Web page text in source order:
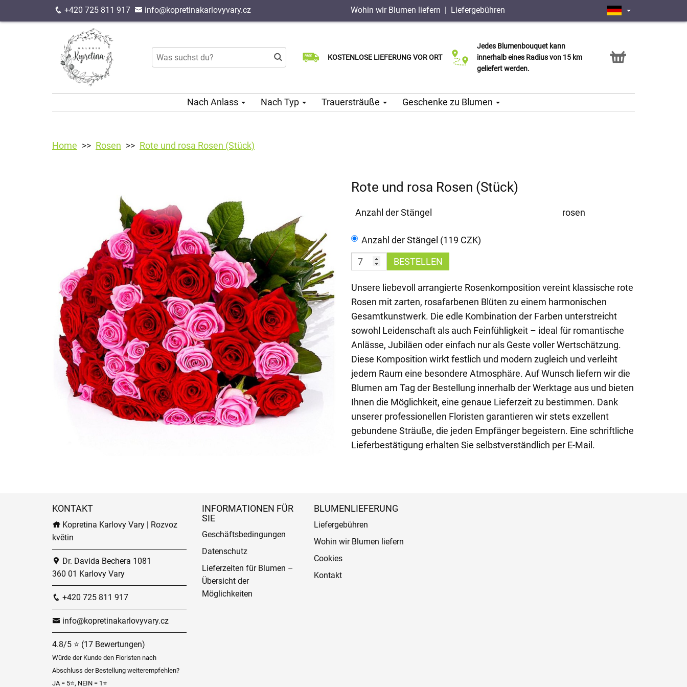
+420 725 811 917 info@kopretinakarlovyvary.cz Wohin wir Blumen liefern | Liefergebühren
KOSTENLOSE LIEFERUNG VOR ORT
Lieferung am selben Tag möglich
Wählen Sie Ihr Lieferdatum
Jedes Blumenbouquet kann
innerhalb eines Radius von 15 km
geliefert werden.
Click & Collect Service
Nach Anlass Nach Typ Trauersträuße Geschenke zu Blumen
Home Rosen Rote und rosa Rosen (Stück)
Rote und rosa Rosen (Stück)
Anzahl der Stängel rosen
Anzahl der Stängel (119 CZK)
BESTELLEN
Unsere liebevoll arrangierte Rosenkomposition vereint klassische rote
Rosen mit zarten, rosafarbenen Blüten zu einem harmonischen
Gesamtkunstwerk. Die edle Kombination der Farben unterstreicht
sowohl Leidenschaft als auch Feinfühligkeit – ideal für romantische
Anlässe, Jubiläen oder einfach nur als Geste voller Wertschätzung.
Diese Komposition wirkt festlich und modern zugleich und verleiht
jedem Raum eine besondere Atmosphäre. Auf Wunsch liefern wir die
Blumen am Tag der Bestellung innerhalb der Werktage aus und bieten
Ihnen die Möglichkeit, eine genaue Lieferzeit zu bestimmen. Dank
unserer professionellen Floristen garantieren wir stets exzellent
gebundene Sträuße, die jeden Empfänger begeistern. Eine schriftliche
Lieferbestätigung erhalten Sie selbstverständlich per E-Mail.
KONTAKT
Kopretina Karlovy Vary | Rozvoz
květin
Dr. Davida Bechera 1081
360 01 Karlovy Vary
+420 725 811 917
info@kopretinakarlovyvary.cz
4.8/5 ⭐ (17 Bewertungen)
Würde der Kunde den Floristen nach
Abschluss der Bestellung weiterempfehlen?
JA = 5⭐, NEIN = 1⭐
INFORMATIONEN FÜR
SIE
Geschäftsbedingungen
Datenschutz
Lieferzeiten für Blumen –
Übersicht der
Möglichkeiten
BLUMENLIEFERUNG
Liefergebühren
Wohin wir Blumen liefern
Cookies
Kontakt